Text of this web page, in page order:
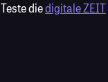
Teste diedigitale ZEIT